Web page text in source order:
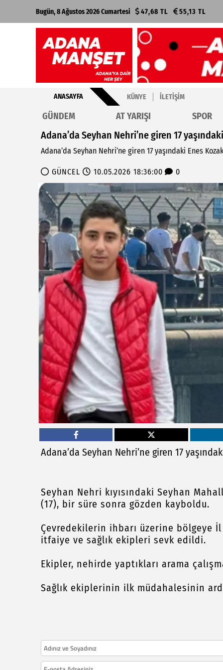
Bugün, 8 Ağustos 2026 Cumartesi 47,68 TL 55,13 TL
ANASAYFA KÜNYE İLETIŞIM
GÜNDEM AT YARIŞI SPOR
Adana’da Seyhan Nehri’ne giren 17
Adana’da Seyhan Nehri’ne giren 17 yaşındaki Enes
GÜNCEL 10.05.2026 18:36:00 0
Adana’da Seyhan Nehri’ne giren 17
Seyhan Nehri kıyısındaki Seyhan
(17), bir süre sonra gözden kayboldu.
Çevredekilerin ihbarı üzerine bölgeye
itfaiye ve sağlık ekipleri sevk edildi.
Ekipler, nehirde yaptıkları arama
Sağlık ekiplerinin ilk müdahalesinin